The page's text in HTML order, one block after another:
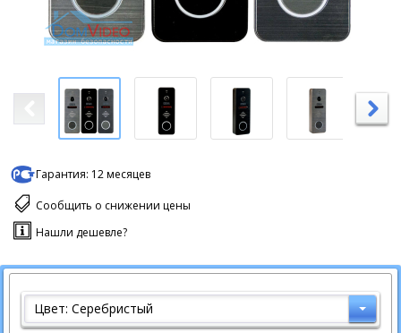
Гарантия: 12 месяцев
Сообщить о снижении цены
Нашли дешевле?
Цвет: Серебристый